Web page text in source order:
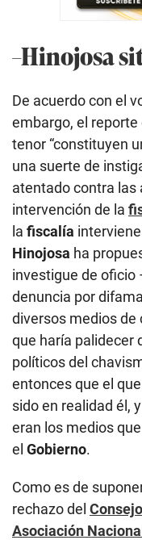
–Hinojosa
De acuerdo con el
embargo, el
tenor “constituyen
una suerte de
atentado contra las
intervención de la
la fiscalía
Hinojosa ha
investigue de oficio
denuncia por
diversos medios de
que haría palidecer
políticos del
entonces que el
sido en realidad él,
eran los medios
el Gobierno.
Como es de
rechazo del
Asociación